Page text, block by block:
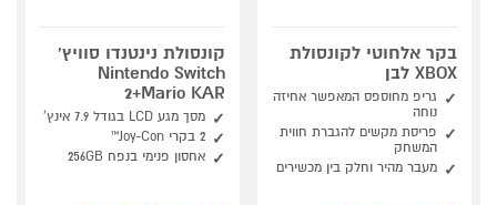
בקר אלחוטי לקונסולת
XBOX לבן
גריפ מחוספס המאפשר אחיזה
נוחה
פריסת מקשים להגברת חווית
המשחק
מעבר מהיר וחלק בין מכשירים
קונסולת נינטנדו סוויץ'
Nintendo Switch
2+Mario KAR
מסך מגע LCD בגודל 7.9 אינץ’
2 בקרי Joy-Con™
אחסון פנימי בנפח 256GB